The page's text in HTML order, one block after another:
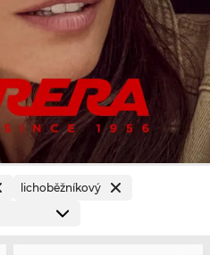
lichoběžníkový